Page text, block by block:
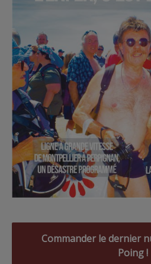
Commander le dernier
Poing !